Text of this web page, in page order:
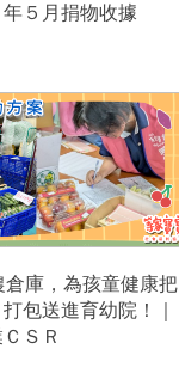
５月捐物收據
庫，為孩童健康把
包送進育幼院！｜
ＳＲ